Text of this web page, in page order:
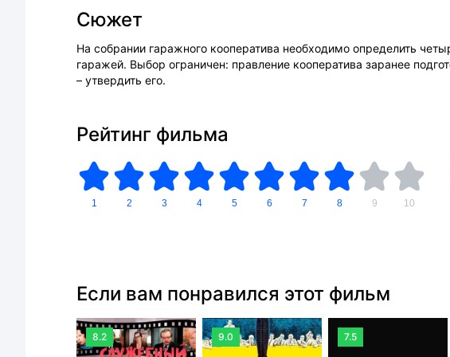
Сюжет
На собрании гаражного кооператива необходимо определить
гаражей. Выбор ограничен: правление кооператива заранее
– утвердить его.
Рейтинг фильма
1 2 3 4 5 6 7 8 9 10
Если вам понравился этот фильм
8.2 9.0 7.5